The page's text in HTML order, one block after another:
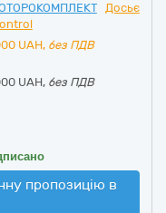
Досьє
UAH, без ПДВ
UAH, без ПДВ
пропозицію в